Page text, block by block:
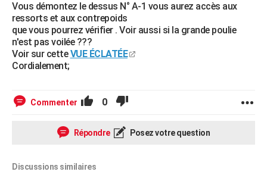
Vous démontez le dessus N° A-1 vous aurez accès aux
ressorts et aux contrepoids
que vous pourrez vérifier . Voir aussi si la grande poulie
n'est pas voilée ???
Voir sur cetteVUE ÉCLATÉE
Cordialement;
Commenter 0
Répondre Posez votre question
Discussions similaires